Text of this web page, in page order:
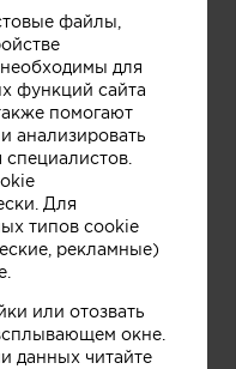
добавок.
при
заливки
магазина
каркасе из
систему
точки выделяется
центра.
сосредоточить
файлы,
для
функций сайта
помогают
анализировать
Для
типов cookie
рекламные)
или отозвать
окне.
данных читайте